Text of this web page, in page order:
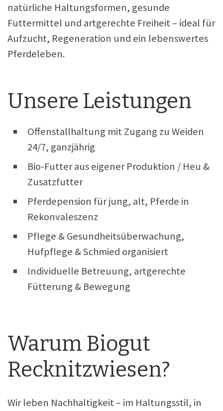
natürliche Haltungsformen, gesunde
Futtermittel und artgerechte Freiheit – ideal für
Aufzucht, Regeneration und ein lebenswertes
Pferdeleben.
Unsere Leistungen
Offenstallhaltung mit Zugang zu Weiden
24/7, ganzjährig
Bio-Futter aus eigener Produktion / Heu &
Zusatzfutter
Pferdepension für jung, alt, Pferde in
Rekonvaleszenz
Pflege & Gesundheitsüberwachung,
Hufpflege & Schmied organisiert
Individuelle Betreuung, artgerechte
Fütterung & Bewegung
Warum Biogut
Recknitzwiesen?
Wir leben Nachhaltigkeit – im Haltungsstil, in